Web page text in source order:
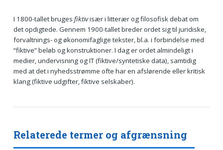
I 1800-tallet bruges fiktivisær i litterær og filosofisk debat om
det opdigtede. Gennem 1900-tallet breder ordet sig til juridiske,
forvaltnings- og økonomifaglige tekster, bl.a. i forbindelse med
“fiktive” beløb og konstruktioner. I dag er ordet almindeligt i
medier, undervisning og IT (fiktive/syntetiske data), samtidig
med at det i nyhedsstrømme ofte har en afslørende eller kritisk
klang (fiktive udgifter, fiktive selskaber).
Relaterede termer og afgrænsning